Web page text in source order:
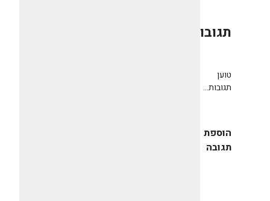
תגובות
טוען
תגובות...
הוספת
תגובה